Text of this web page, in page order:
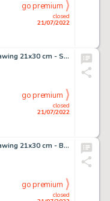
closed
21/07/2022
go premium
Pablo Such - Original Drawing 21x30 cm - Spider-Man - Page volante - Exemplaire unique (2022)
closed
21/07/2022
go premium
Pablo Such - Original Drawing 21x30 cm - Batman - Page volante - Exemplaire unique - (2022)
closed
go premium